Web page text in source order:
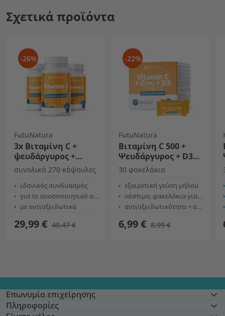
Σχετικά προϊόντα
-26%
FutuNatura
3x Βιταμίνη C +
ψευδάργυρος +
βιταμίνη D3
συνολικά 270 κάψουλες
ιδανικός συνδυασμός
για το ανοσοποιητικό σύστημα
με αντιοξειδωτικά
29,99 € 40,47 €
-22%
FutuNatura
Βιταμίνη C 500 +
Ψευδάργυρος + D3
DIRECT
30 φακελάκια
εξαιρετική γεύση μήλου
νόστιμα, φακελάκια για εύκολη χρήση
αντιοξειδωτικότητα + αντοχή + ενέργεια
6,99 € 8,99 €
Επωνυμία επιχείρησης
Πληροφορίες